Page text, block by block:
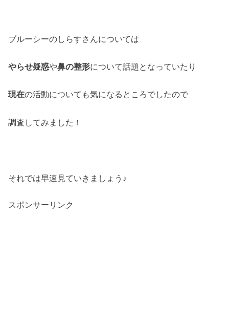
ブルーシーのしらすさんについては
やらせ疑惑や鼻の整形について話題となっていたり
現在の活動についても気になるところでしたので
調査してみました！
それでは早速見ていきましょう♪
スポンサーリンク